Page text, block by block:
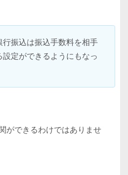
行振込は振込手数料を相手
設定ができるようにもなっ
ができるわけではありませ